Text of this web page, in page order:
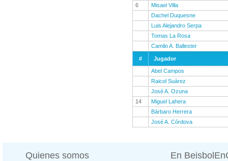
6
Misael Villa
Dachel Duquesne
Luis Alejandro Serpa
Tomas La Rosa
Camilo A. Ballester
#
Jugador
Abel Campos
Raicol Suárez
José A. Ozuna
14
Miguel Lahera
Bárbaro Herrera
José A. Córdova
Quienes somos En